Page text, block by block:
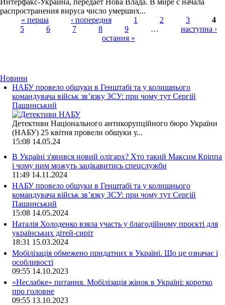
распространения вируса число умерших...
Страницы
« перша ‹ попередня 1 2 3
4
5
6 7 8 9 …
наступна ›
остання »
Новини
НАБУ провело обшуки в Генштабі та у колишнього
командувача військ зв’язку ЗСУ: при чому тут Сергій
Пашинський
Детективи Національного антикорупційного бюро України
(НАБУ) 25 квітня провели обшуки у...
15:08 14.05.24
В Україні з'явився новий олігарх? Хто такий Максим Кріппа
і чому ним можуть зацікавитись спецслужби
11:49 14.11.2024
НАБУ провело обшуки в Генштабі та у колишнього
командувача військ зв’язку ЗСУ: при чому тут Сергій
Пашинський
15:08 14.05.2024
Наталія Холоденко взяла участь у благодійному проєкті для
українських дітей-сиріт
18:31 15.03.2024
Мобілізація обмежено придатних в Україні. Що це означає і
особливості
09:55 14.10.2023
«Неслабке» питання. Мобілізація жінок в Україні: коротко
про головне
09:55 13.10.2023